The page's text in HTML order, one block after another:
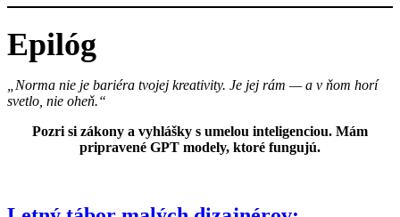
Epilóg
„Norma nie je bariéra tvojej kreativity. Je jej rám — a v ňom horí
svetlo, nie oheň.“
Pozri si zákony a vyhlášky s umelou inteligenciou. Mám
pripravené GPT modely, ktoré fungujú.